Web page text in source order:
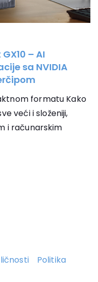
– AI
sa NVIDIA
formatu Kako
veći i složeniji,
i računarskim
Politika